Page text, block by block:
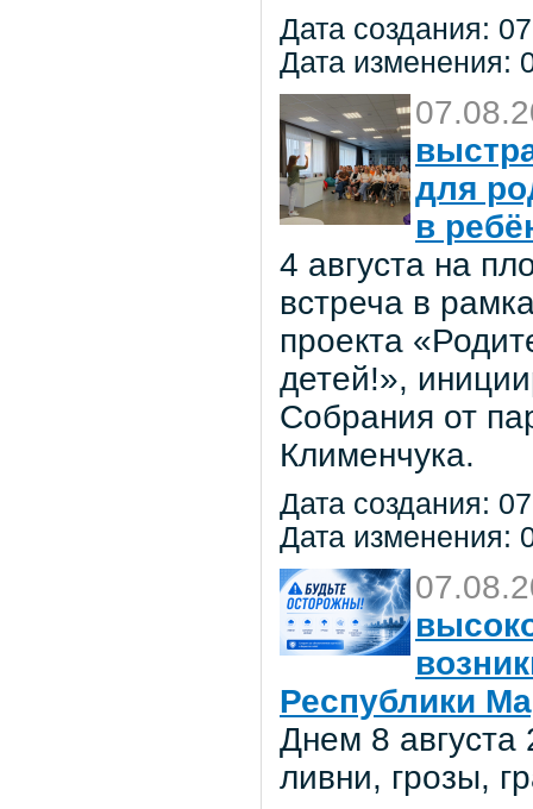
Дата создания:
Дата изменения:
для
в
4 августа на
встреча в
проекта
детей!»,
Собрания от
Клименчука.
Дата создания:
Дата изменения:
Республики
Днем 8
ливни, грозы,